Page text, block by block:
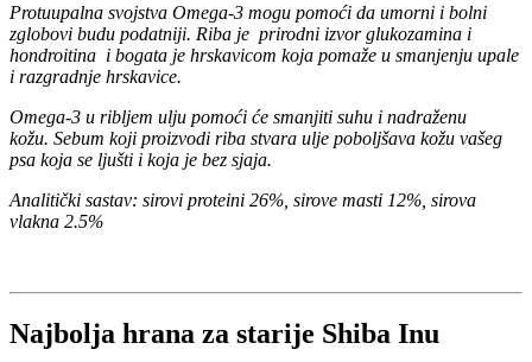
Protuupalna svojstva Omega-3 mogu pomoći da umorni i bolni
zglobovi budu podatniji. Riba je prirodni izvor glukozamina i
hondroitina i bogata je hrskavicom koja pomaže u smanjenju upale
i razgradnje hrskavice.
Omega-3 u ribljem ulju pomoći će smanjiti suhu i nadraženu
kožu. Sebum koji proizvodi riba stvara ulje poboljšava kožu vašeg
psa koja se ljušti i koja je bez sjaja.
Analitički sastav: sirovi proteini 26%, sirove masti 12%, sirova
vlakna 2.5%
Najbolja hrana za starije Shiba Inu